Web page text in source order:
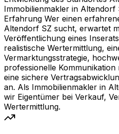
Immobilienmakler in Altendorf
Erfahrung Wer einen
Altendorf SZ sucht, erwartet
Veröffentlichung eines
realistische Wertermittlung,
Vermarktungsstrategie,
professionelle
eine sichere
an. Als Immobilienmakler in
wir Eigentümer bei Verkauf,
Wertermittlung.